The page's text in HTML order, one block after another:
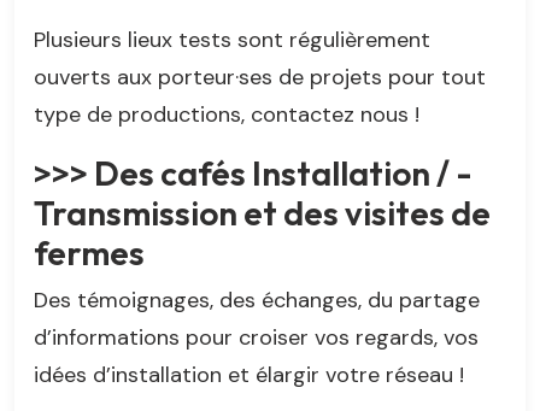
Plusieurs lieux tests sont régulièrement
ouverts aux porteur·ses de projets pour tout
type de productions, contactez nous !
>>> Des cafés Installation / ­
Transmission et des visites de
fermes
Des témoignages, des échanges, du partage
d’informations pour croiser vos regards, vos
idées d’installation et élargir votre réseau !